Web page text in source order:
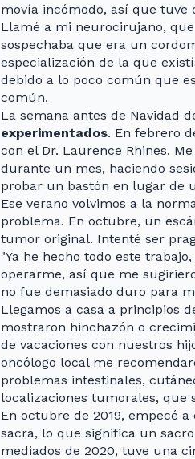
movía incómodo, así que tuve
Llamé a mi neurocirujano,
sospechaba que era un
especialización de la que
debido a lo poco común que
común.
La semana antes de Navidad
experimentados. En febrero
con el Dr. Laurence Rhines.
durante un mes, haciendo
probar un bastón en lugar de
Ese verano volvimos a la
problema. En octubre, un
tumor original. Intenté ser
"Ya he hecho todo este
operarme, así que me
no fue demasiado duro para
Llegamos a casa a principios
mostraron hinchazón o
de vacaciones con nuestros
oncólogo local me
problemas intestinales,
localizaciones tumorales, que
En octubre de 2019, empecé
sacra, lo que significa un
mediados de 2020, tuve una